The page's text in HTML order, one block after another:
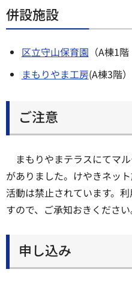
併設施設
区立守山保育園 （A棟1階
まもりやま工房(A棟3階）
ご注意
まもりやまテラスにてマ
がありました。けやきネッ
活動は禁止されています。
すので、ご承知おきください
申し込み